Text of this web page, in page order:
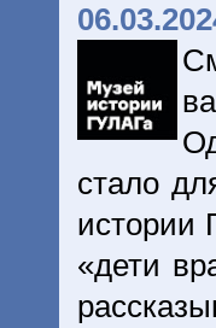
стало
истории
«дети